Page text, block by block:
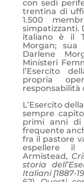
con sedi
trentina di
1.500
simpatizzanti.
italiano è il
Morgan; sua
Darlene
Ministeri
l’Esercito
propria
responsabilità
L’Esercito
sempre
primi anni di
frequente
fra il pastore
espellere il
Armistead,
storia
Italiani [1887-